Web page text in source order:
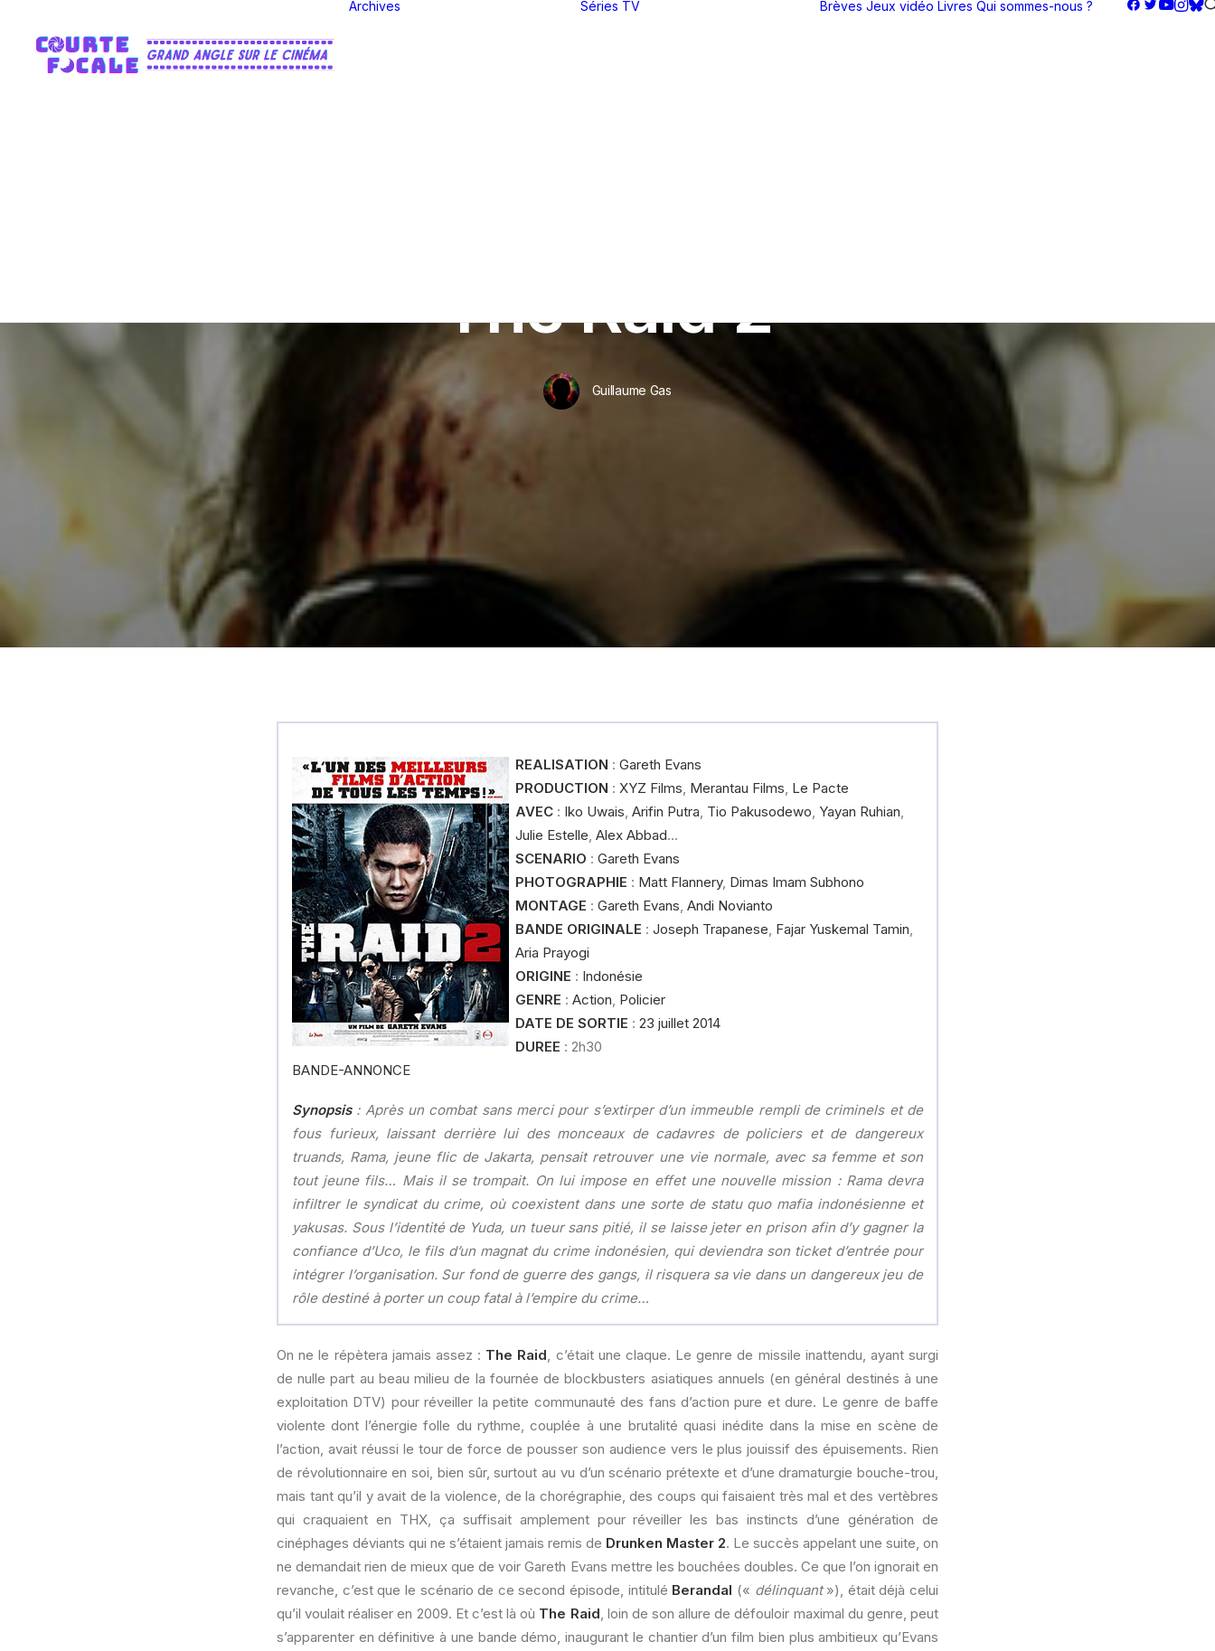
Archives Séries TV Brèves Jeux vidéo Livres Qui sommes-nous ?
The Raid 2
Guillaume Gas
REALISATION : Gareth Evans
PRODUCTION : XYZ Films, Merantau Films, Le Pacte
AVEC : Iko Uwais, Arifin Putra, Tio Pakusodewo, Yayan Ruhian,
Julie Estelle, Alex Abbad…
SCENARIO : Gareth Evans
PHOTOGRAPHIE : Matt Flannery, Dimas Imam Subhono
MONTAGE : Gareth Evans, Andi Novianto
BANDE ORIGINALE : Joseph Trapanese, Fajar Yuskemal Tamin,
Aria Prayogi
ORIGINE : Indonésie
GENRE : Action, Policier
DATE DE SORTIE : 23 juillet 2014
DUREE : 2h30
BANDE-ANNONCE
Synopsis: Après un combat sans merci pour s’extirper d’un immeuble rempli de criminels et de
fous furieux, laissant derrière lui des monceaux de cadavres de policiers et de dangereux
truands, Rama, jeune flic de Jakarta, pensait retrouver une vie normale, avec sa femme et son
tout jeune fils… Mais il se trompait. On lui impose en effet une nouvelle mission : Rama devra
infiltrer le syndicat du crime, où coexistent dans une sorte de statu quo mafia indonésienne et
yakusas. Sous l’identité de Yuda, un tueur sans pitié, il se laisse jeter en prison afin d’y gagner la
confiance d’Uco, le fils d’un magnat du crime indonésien, qui deviendra son ticket d’entrée pour
intégrer l’organisation. Sur fond de guerre des gangs, il risquera sa vie dans un dangereux jeu de
rôle destiné à porter un coup fatal à l’empire du crime…
On ne le répètera jamais assez : The Raid, c’était une claque. Le genre de missile inattendu, ayant surgi
de nulle part au beau milieu de la fournée de blockbusters asiatiques annuels (en général destinés à une
exploitation DTV) pour réveiller la petite communauté des fans d’action pure et dure. Le genre de baffe
violente dont l’énergie folle du rythme, couplée à une brutalité quasi inédite dans la mise en scène de
l’action, avait réussi le tour de force de pousser son audience vers le plus jouissif des épuisements. Rien
de révolutionnaire en soi, bien sûr, surtout au vu d’un scénario prétexte et d’une dramaturgie bouche-trou,
mais tant qu’il y avait de la violence, de la chorégraphie, des coups qui faisaient très mal et des vertèbres
qui craquaient en THX, ça suffisait amplement pour réveiller les bas instincts d’une génération de
cinéphages déviants qui ne s’étaient jamais remis de Drunken Master 2. Le succès appelant une suite, on
ne demandait rien de mieux que de voir Gareth Evans mettre les bouchées doubles. Ce que l’on ignorait en
revanche, c’est que le scénario de ce second épisode, intitulé Berandal (« délinquant»), était déjà celui
qu’il voulait réaliser en 2009. Et c’est là où The Raid, loin de son allure de défouloir maximal du genre, peut
s’apparenter en définitive à une bande démo, inaugurant le chantier d’un film bien plus ambitieux qu’Evans